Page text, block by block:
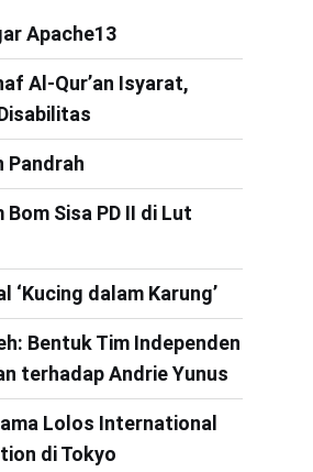
Apache13
Al-Qur’an Isyarat,
Pandrah
Sisa PD II di Lut
‘Kucing dalam Karung’
Bentuk Tim Independen
terhadap Andrie Yunus
Lolos International
di Tokyo